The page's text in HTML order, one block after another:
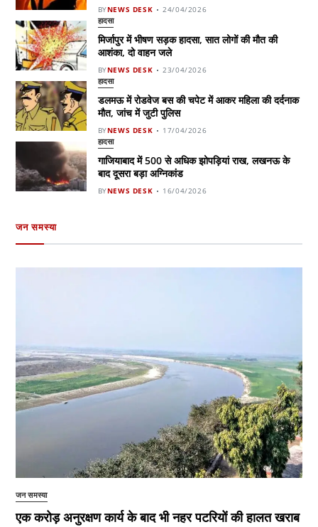
BYNEWS DESK 24/04/2026
हादसा
मिर्जापुर में भीषण सड़क हादसा, सात लोगों की मौत की
आशंका, दो वाहन जले
BYNEWS DESK 23/04/2026
हादसा
डलमऊ में रोडवेज बस की चपेट में आकर महिला की दर्दनाक
मौत, जांच में जुटी पुलिस
BYNEWS DESK 17/04/2026
हादसा
गाजियाबाद में 500 से अधिक झोपड़ियां राख, लखनऊ के
बाद दूसरा बड़ा अग्निकांड
BYNEWS DESK 16/04/2026
जन समस्या
जन समस्या
एक करोड़ अनुरक्षण कार्य के बाद भी नहर पटरियों की हालत खराब